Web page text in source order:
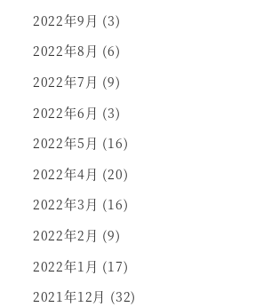
2022年9月 (3)
2022年8月 (6)
2022年7月 (9)
2022年6月 (3)
2022年5月 (16)
2022年4月 (20)
2022年3月 (16)
2022年2月 (9)
2022年1月 (17)
2021年12月 (32)